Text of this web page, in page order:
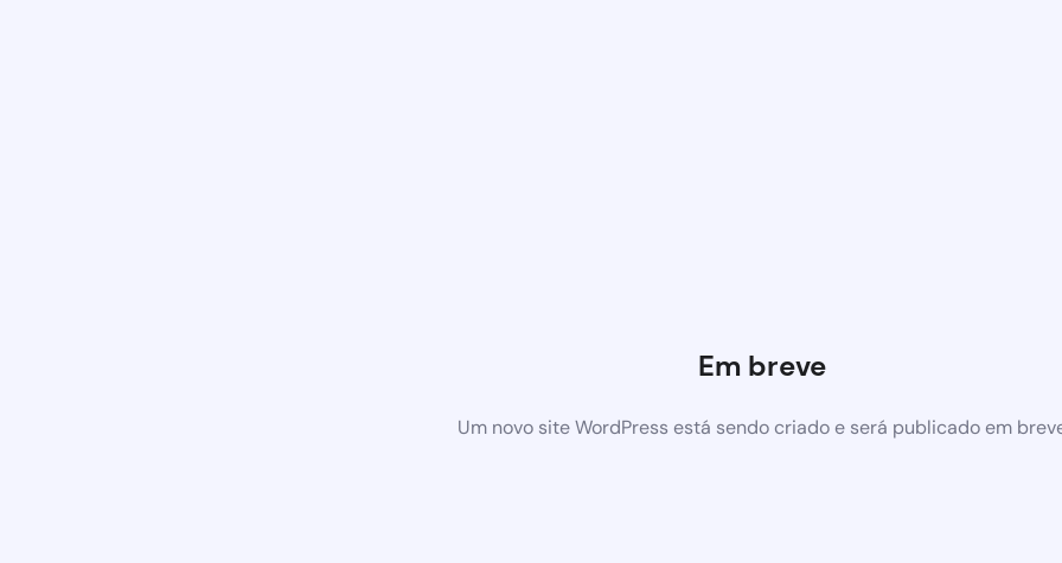
Em breve
Um novo site WordPress está sendo criado e será publicado em